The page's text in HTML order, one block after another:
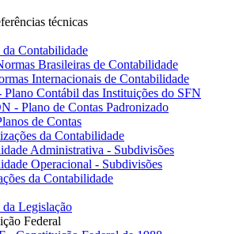
técnicas
da Contabilidade
Brasileiras de Contabilidade
Internacionais de Contabilidade
Contábil das Instituições do SFN
- Plano de Contas Padronizado
de Contas
da Contabilidade
Administrativa - Subdivisões
Operacional - Subdivisões
da Contabilidade
da Legislação
Federal